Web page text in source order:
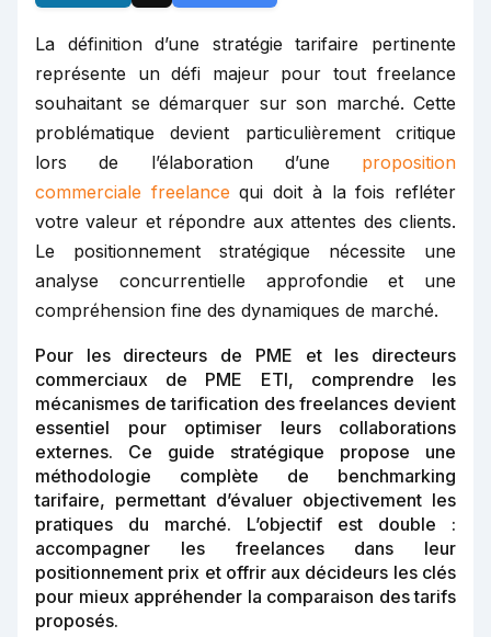
La définition d’une stratégie tarifaire pertinente
représente un défi majeur pour tout freelance
souhaitant se démarquer sur son marché. Cette
problématique devient particulièrement critique
lors de l’élaboration d’une proposition
commerciale freelance qui doit à la fois refléter
votre valeur et répondre aux attentes des clients.
Le positionnement stratégique nécessite une
analyse concurrentielle approfondie et une
compréhension fine des dynamiques de marché.
Pour les directeurs de PME et les directeurs
commerciaux de PME ETI, comprendre les
mécanismes de tarification des freelances devient
essentiel pour optimiser leurs collaborations
externes. Ce guide stratégique propose une
méthodologie complète de benchmarking
tarifaire, permettant d’évaluer objectivement les
pratiques du marché. L’objectif est double :
accompagner les freelances dans leur
positionnement prix et offrir aux décideurs les clés
pour mieux appréhender la comparaison des tarifs
proposés.